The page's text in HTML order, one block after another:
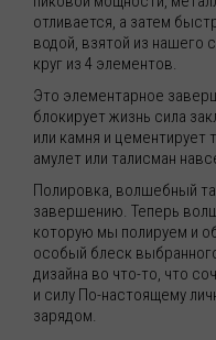
отливается, а затем
водой, взятой из нашего
круг из 4 элементов.
Это элементарное
блокирует жизнь сила
или камня и цементирует
амулет или талисман
Полировка, волшебный
завершению. Теперь
которую мы полируем и
особый блеск
дизайна во что-то, что
и силу По-настоящему
зарядом.